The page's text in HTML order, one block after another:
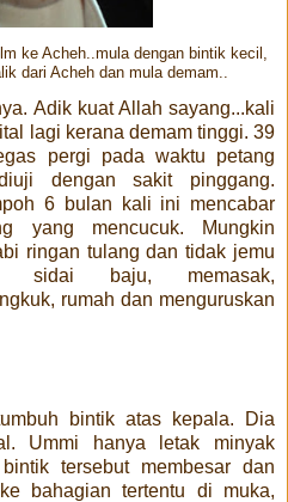
ke Acheh..mula dengan bintik kecil,
dari Acheh dan mula demam..
Adik kuat Allah sayang...kali
lagi kerana demam tinggi. 39
pergi pada waktu petang
dengan sakit pinggang.
6 bulan kali ini mencabar
yang mencucuk. Mungkin
ringan tulang dan tidak jemu
sidai baju, memasak,
rumah dan menguruskan
bintik atas kepala. Dia
Ummi hanya letak minyak
tersebut membesar dan
bahagian tertentu di muka,